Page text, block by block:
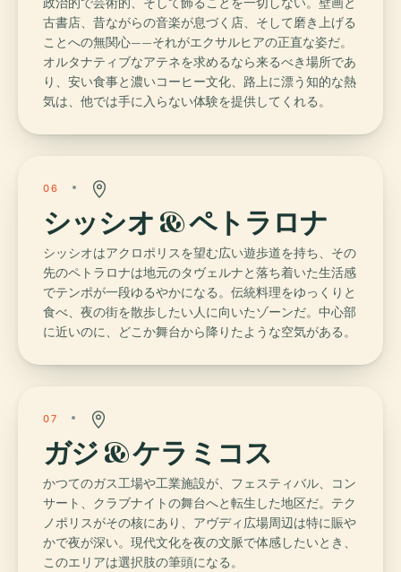
古書店、昔ながらの音楽が息づく店、そして磨き上げる
ことへの無関心——それがエクサルヒアの正直な姿だ。
オルタナティブなアテネを求めるなら来るべき場所であ
り、安い食事と濃いコーヒー文化、路上に漂う知的な熱
気は、他では手に入らない体験を提供してくれる。
06
シッシオ & ペトラロナ
シッシオはアクロポリスを望む広い遊歩道を持ち、その
先のペトラロナは地元のタヴェルナと落ち着いた生活感
でテンポが一段ゆるやかになる。伝統料理をゆっくりと
食べ、夜の街を散歩したい人に向いたゾーンだ。中心部
に近いのに、どこか舞台から降りたような空気がある。
07
ガジ & ケラミコス
かつてのガス工場や工業施設が、フェスティバル、コン
サート、クラブナイトの舞台へと転生した地区だ。テク
ノポリスがその核にあり、アヴディ広場周辺は特に賑や
かで夜が深い。現代文化を夜の文脈で体感したいとき、
このエリアは選択肢の筆頭になる。